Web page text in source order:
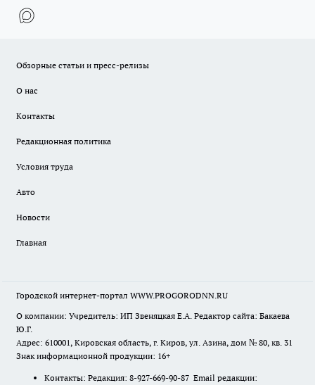
Обзорные статьи и пресс-релизы
О нас
Контакты
Редакционная политика
Условия труда
Авто
Новости
Главная
Городской интернет-портал WWW.PROGORODNN.RU
О компании: Учредитель: ИП Звеняцкая Е.А. Редактор сайта: Бакаева
Ю.Г.
Адрес: 610001, Кировская область, г. Киров, ул. Азина, дом № 80, кв. 31
Знак информационной продукции: 16+
Контакты: Редакция: 8-927-669-90-87 Email редакции: